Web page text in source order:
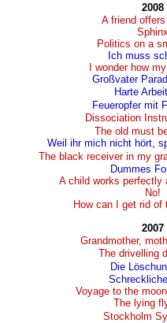
2008
A friend
Sphinx
Politics on a
Ich muss
I wonder how
Großvater
Harte Arbeit
Feueropfer mit
Dissociation
The old must
Weil ihr mich nicht hört,
The black receiver in my
Dummes
A child works perfectly
No!
How can I get rid of
2007
Grandmother,
The drivelling
Die
Voyage to the
The lying
Stockholm